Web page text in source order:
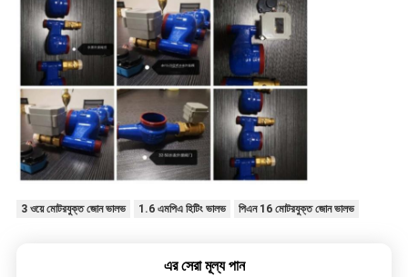
3 ওয়ে মোটরযুক্ত জোন ভালভ 1.6 এমপিএ হিটিং ভালভ পিএন 16 মোটরযুক্ত জোন ভালভ
এর সেরা মূল্য পান